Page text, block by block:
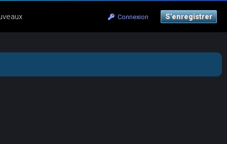
Connexion S’enregistrer